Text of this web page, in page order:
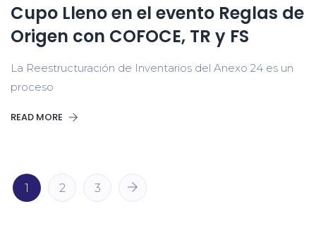
Cupo Lleno en el evento Reglas de
Origen con COFOCE, TR y FS
La Reestructuración de Inventarios del Anexo 24 es un
proceso
READ MORE
1 2 3